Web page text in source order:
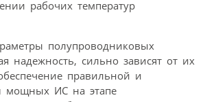
рабочих температур
полупроводниковых
надежность, сильно зависят от их
правильной и
мощных ИС на этапе